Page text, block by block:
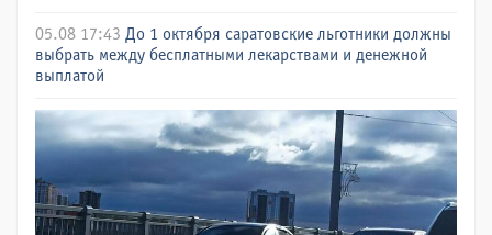
05.08 17:43 До 1 октября саратовские льготники должны
выбрать между бесплатными лекарствами и денежной
выплатой